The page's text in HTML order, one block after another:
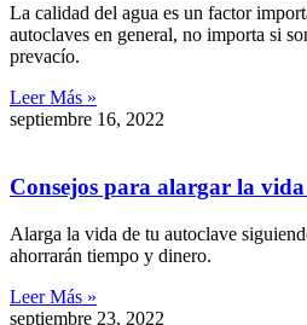
La calidad del agua es un factor
autoclaves en general, no importa si
prevacío.
Leer Más »
septiembre 16, 2022
Consejos para alargar la
Alarga la vida de tu autoclave
ahorrarán tiempo y dinero.
Leer Más »
septiembre 23, 2022